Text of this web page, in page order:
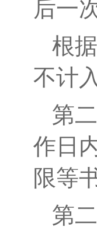
后一
根
不计
第
作日
限等
第